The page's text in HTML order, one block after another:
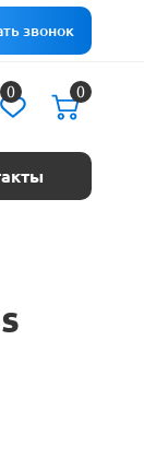
звонок
0 0